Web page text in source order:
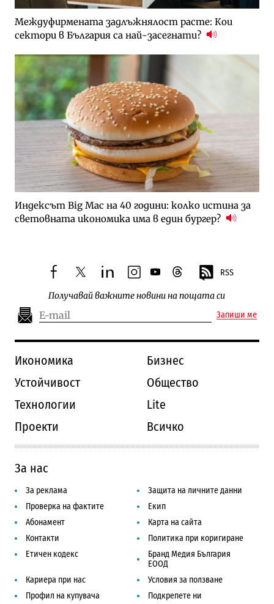
Междуфирмената задлъжнялост расте: Кои
сектори в България са най-засегнати?
Индексът Big Mac на 40 години: колко истина за
световната икономика има в един бургер?
facebooktwitterlinkedininstagram
youtubethreads RSS
Получавай важните новини на пощата си
Запиши ме
Икономика
Бизнес
Устойчивост
Общество
Технологии
Lite
Проекти
Всичко
За нас
За реклама
Защита на личните данни
Проверка на фактите
Екип
Абонамент
Карта на сайта
Контакти
Политика при коригиране
Етичен кодекс
Бранд Медия България
ЕООД
Кариера при нас
Условия за ползване
Профил на купувача
Подкрепете ни